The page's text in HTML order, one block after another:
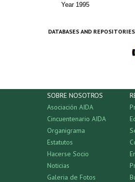
Year 1995
DATABASES AND REPOSITORIES
SOBRE NOSOTROS
Asociación AIDA
Cincuentenario AIDA
Organigrama
Estatutos
Hacerse Socio
Noticias
Galeria de Fotos